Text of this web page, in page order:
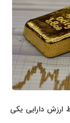
دارایی یکی